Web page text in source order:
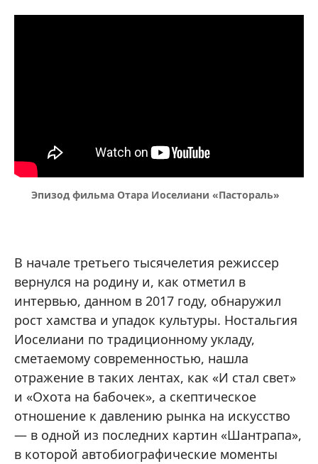
Эпизод фильма Отара Иоселиани «Пастораль»
В начале третьего тысячелетия режиссер
вернулся на родину и, как отметил в
интервью, данном в 2017 году, обнаружил
рост хамства и упадок культуры. Ностальгия
Иоселиани по традиционному укладу,
сметаемому современностью, нашла
отражение в таких лентах, как «И стал свет»
и «Охота на бабочек», а скептическое
отношение к давлению рынка на искусство
— в одной из последних картин «Шантрапа»,
в которой автобиографические моменты